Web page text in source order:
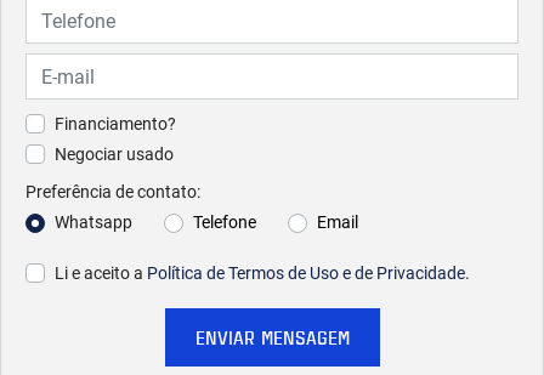
Financiamento?
Negociar usado
Preferência de contato:
Whatsapp
Telefone Email
Li e aceito a Política de Termos de Uso e de Privacidade.
ENVIAR MENSAGEM